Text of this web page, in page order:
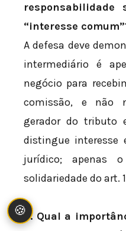
responsabilidade
“interesse
A defesa deve
intermediário é
negócio para
comissão, e não
gerador do tributo
distingue interesse
jurídico; apenas
solidariedade do art.
5. Qual a
🍪